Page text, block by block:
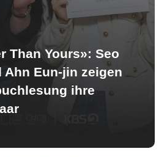
Than Yours»: Seo
Ahn Eun-jin zeigen
ihre